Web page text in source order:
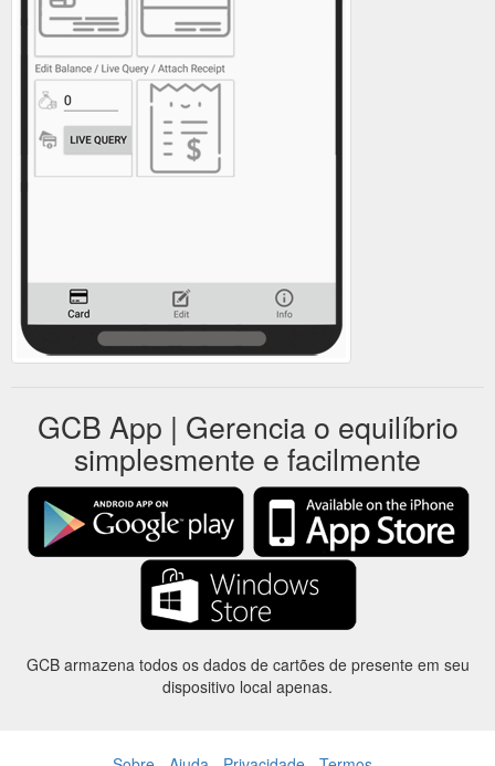
GCB App | Gerencia o equilíbrio
simplesmente e facilmente
GCB armazena todos os dados de cartões de presente em seu
dispositivo local apenas.